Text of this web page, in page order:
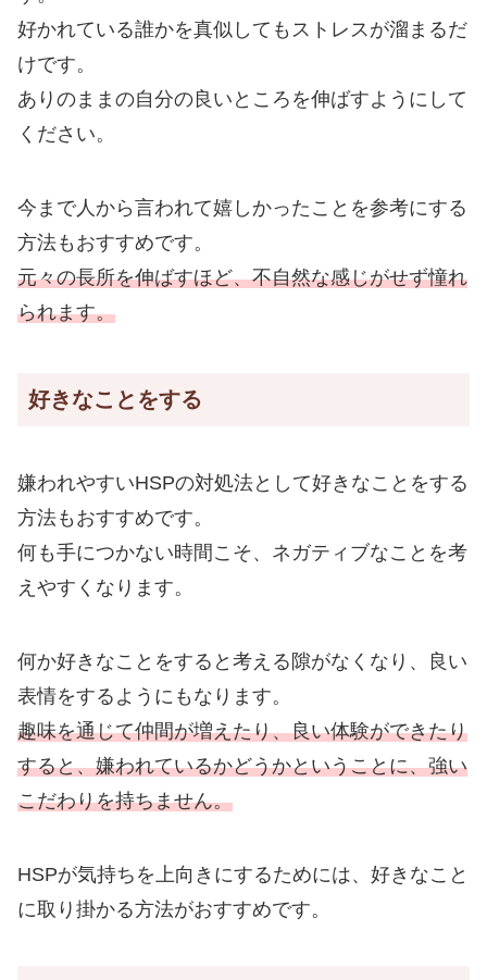
好かれている誰かを真似してもストレスが溜まるだ
けです。
ありのままの自分の良いところを伸ばすようにして
ください。
今まで人から言われて嬉しかったことを参考にする
方法もおすすめです。
元々の長所を伸ばすほど、不自然な感じがせず憧れ
られます。
好きなことをする
嫌われやすいHSPの対処法として好きなことをする
方法もおすすめです。
何も手につかない時間こそ、ネガティブなことを考
えやすくなります。
何か好きなことをすると考える隙がなくなり、良い
表情をするようにもなります。
趣味を通じて仲間が増えたり、良い体験ができたり
すると、嫌われているかどうかということに、強い
こだわりを持ちません。
HSPが気持ちを上向きにするためには、好きなこと
に取り掛かる方法がおすすめです。